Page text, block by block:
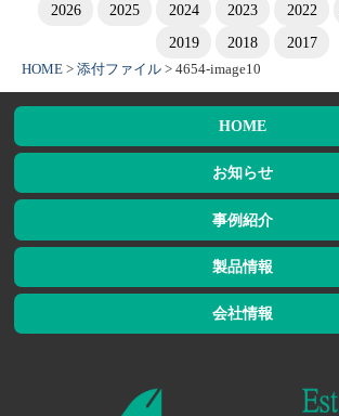
2026
2025 2024 2023 2022
2019
2018 2017
HOME > 添付ファイル > 4654-image10
HOME
お知らせ
事例紹介
製品情報
会社情報